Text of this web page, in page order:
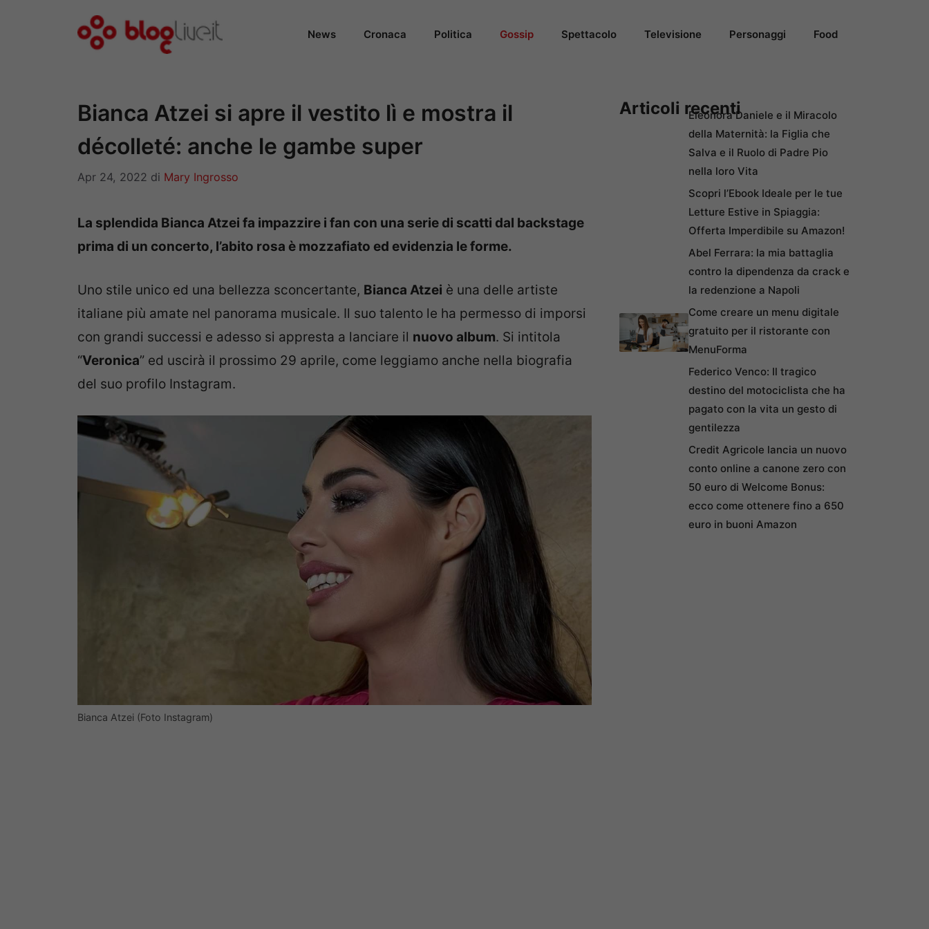
News Cronaca Politica Gossip Spettacolo Televisione Personaggi Food
Bianca Atzei si apre il vestito lì e mostra il
décolleté: anche le gambe super
Apr 24, 2022 di Mary Ingrosso
La splendida Bianca Atzei fa impazzire i fan con una serie di scatti dal backstage
prima di un concerto, l’abito rosa è mozzafiato ed evidenzia le forme.
Uno stile unico ed una bellezza sconcertante, Bianca Atzei è una delle artiste
italiane più amate nel panorama musicale. Il suo talento le ha permesso di imporsi
con grandi successi e adesso si appresta a lanciare il nuovo album. Si intitola
“Veronica” ed uscirà il prossimo 29 aprile, come leggiamo anche nella biografia
del suo profilo Instagram.
Bianca Atzei (Foto Instagram)
Articoli recentiEleonora Daniele e il Miracolo
della Maternità: la Figlia che
Salva e il Ruolo di Padre Pio
nella loro Vita
Scopri l’Ebook Ideale per le tue
Letture Estive in Spiaggia:
Offerta Imperdibile su Amazon!
Abel Ferrara: la mia battaglia
contro la dipendenza da crack e
la redenzione a Napoli
Come creare un menu digitale
gratuito per il ristorante con
MenuForma
Federico Venco: Il tragico
destino del motociclista che ha
pagato con la vita un gesto di
gentilezza
Credit Agricole lancia un nuovo
conto online a canone zero con
50 euro di Welcome Bonus:
ecco come ottenere fino a 650
euro in buoni Amazon